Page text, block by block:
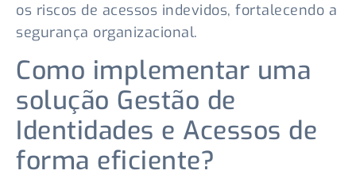
os riscos de acessos indevidos, fortalecendo a
segurança organizacional.
Como implementar uma
solução Gestão de
Identidades e Acessos de
forma eficiente?